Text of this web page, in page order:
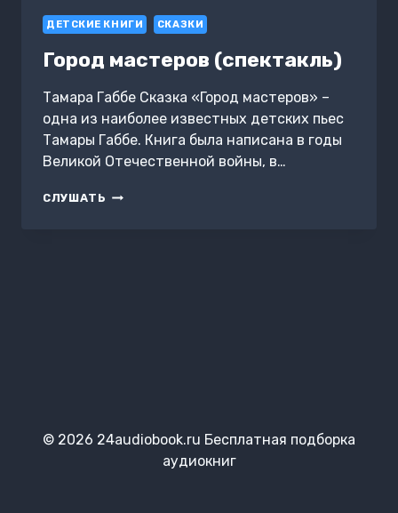
ДЕТСКИЕ КНИГИ СКАЗКИ
Город мастеров (спектакль)
Тамара Габбе Сказка «Город мастеров» –
одна из наиболее известных детских пьес
Тамары Габбе. Книга была написана в годы
Великой Отечественной войны, в…
СЛУШАТЬ ГОРОД
© 2026 24audiobook.ru Бесплатная подборка
аудиокниг